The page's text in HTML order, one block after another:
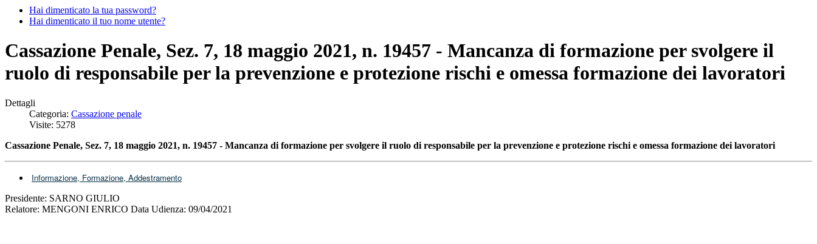
Hai dimenticato la tua password?
Hai dimenticato il tuo nome utente?
Cassazione Penale, Sez. 7, 18 maggio 2021, n. 19457 - Mancanza di formazione per svolgere il
ruolo di responsabile per la prevenzione e protezione rischi e omessa formazione dei lavoratori
Dettagli
Categoria: Cassazione penale
Visite: 5278
Cassazione Penale, Sez. 7, 18 maggio 2021, n. 19457 - Mancanza di formazione per svolgere il ruolo di responsabile per la prevenzione e protezione rischi e omessa formazione dei lavoratori
Informazione, Formazione, Addestramento
Presidente: SARNO GIULIO
Relatore: MENGONI ENRICO Data Udienza: 09/04/2021